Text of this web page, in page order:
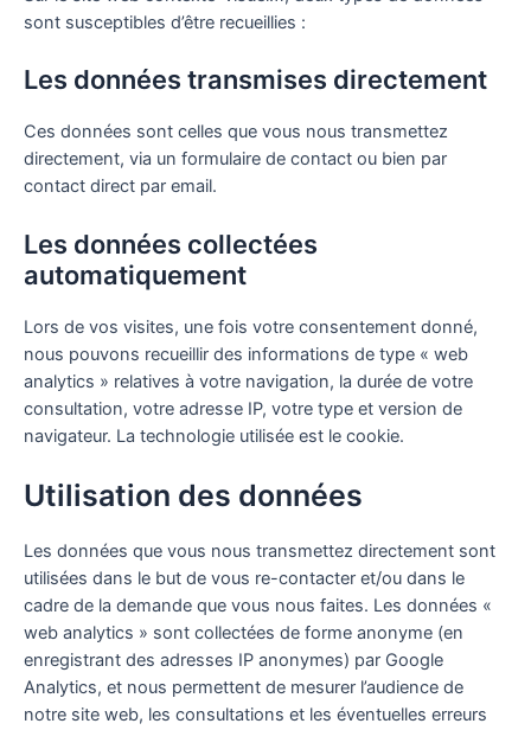
sont susceptibles d’être recueillies :
Les données transmises directement
Ces données sont celles que vous nous transmettez
directement, via un formulaire de contact ou bien par
contact direct par email.
Les données collectées
automatiquement
Lors de vos visites, une fois votre consentement donné,
nous pouvons recueillir des informations de type « web
analytics » relatives à votre navigation, la durée de votre
consultation, votre adresse IP, votre type et version de
navigateur. La technologie utilisée est le cookie.
Utilisation des données
Les données que vous nous transmettez directement sont
utilisées dans le but de vous re-contacter et/ou dans le
cadre de la demande que vous nous faites. Les données «
web analytics » sont collectées de forme anonyme (en
enregistrant des adresses IP anonymes) par Google
Analytics, et nous permettent de mesurer l’audience de
notre site web, les consultations et les éventuelles erreurs